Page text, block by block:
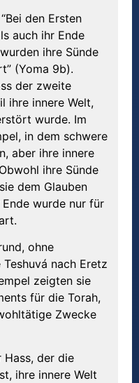
den Ersten
auch ihr Ende
ihre Sünde
(Yoma 9b).
der zweite
ihre innere Welt,
wurde. Im
in dem schwere
aber ihre innere
ihre Sünde
dem Glauben
wurde nur für
ohne
nach Eretz
zeigten sie
für die Torah,
Zwecke
Hass, der die
ihre innere Welt